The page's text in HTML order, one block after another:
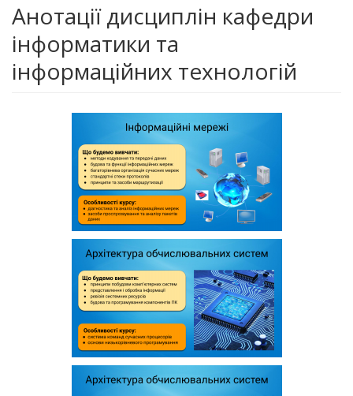
Анотації дисциплін кафедри
інформатики та
інформаційних технологій